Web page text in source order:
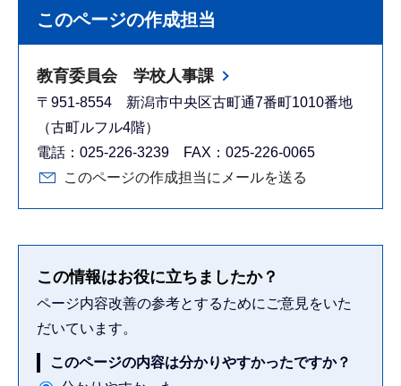
このページの作成担当
教育委員会 学校人事課
〒951-8554 新潟市中央区古町通7番町1010番地
（古町ルフル4階）
電話：025-226-3239 FAX：025-226-0065
このページの作成担当にメールを送る
この情報はお役に立ちましたか？
ページ内容改善の参考とするためにご意見をいた
だいています。
このページの内容は分かりやすかったですか？